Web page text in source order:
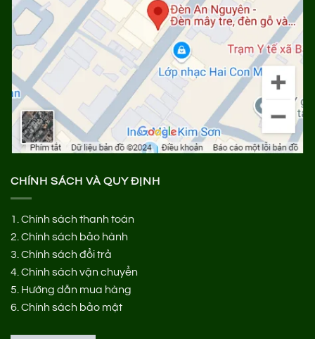
CHÍNH SÁCH VÀ QUY ĐỊNH
1.Chính sách thanh toán
2.Chính sách bảo hành
3.Chính sách đổi trả
4.Chính sách vận chuyển
5. Hướng dẫn mua hàng
6.Chính sách bảo mật